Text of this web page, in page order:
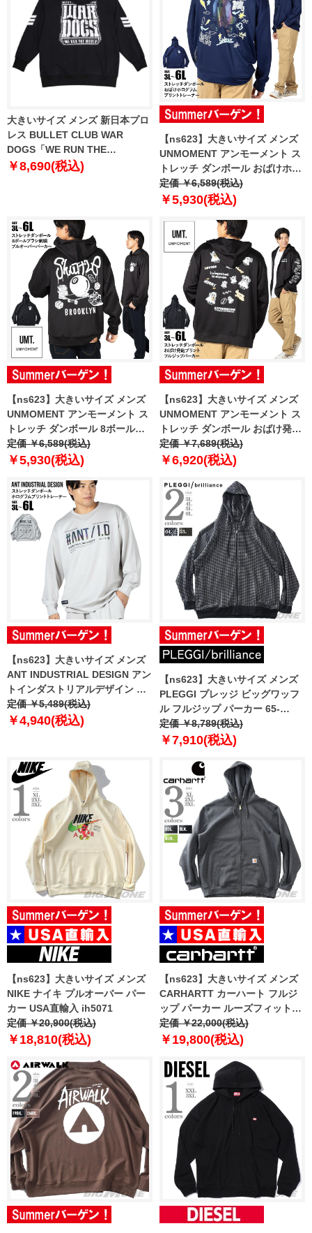
大きいサイズ メンズ 新日本プロ
レス BULLET CLUB WAR
DOGS「WE RUN THE
WORLD」 プル パーカー ブラッ
￥8,690(税込)
【ns623】大きいサイズ メンズ
UNMOMENT アンモーメント ス
トレッチ ダンボール おばけホロ
グラムプリント トレーナー
12537006 【t2503】
定価 ￥6,589(税込)
￥5,930(税込)
【ns623】大きいサイズ メンズ
UNMOMENT アンモーメント ス
トレッチ ダンボール 8ボールブ
ラシ刺繍 プルオーバー パーカー
12537007 【t2503】
定価 ￥6,589(税込)
￥5,930(税込)
【ns623】大きいサイズ メンズ
UNMOMENT アンモーメント ス
トレッチ ダンボール おばけ発砲
プリント フルジップ パーカー
12537008 【t2503】
定価 ￥7,689(税込)
￥6,920(税込)
【ns623】大きいサイズ メンズ
ANT INDUSTRIAL DESIGN アン
トインダストリアルデザイン ス
トレッチ ダンボール ホログラム
プリント トレーナー 12537005
定価 ￥5,489(税込)
￥4,940(税込)
【ns623】大きいサイズ メンズ
PLEGGI プレッジ ビッグワッフ
ル フルジップ パーカー 65-
78428-2
定価 ￥8,789(税込)
￥7,910(税込)
【ns623】大きいサイズ メンズ
NIKE ナイキ プルオーバー パー
カー USA直輸入 ih5071
定価 ￥20,900(税込)
￥18,810(税込)
【ns623】大きいサイズ メンズ
CARHARTT カーハート フルジ
ップ パーカー ルーズフィット
MIDWEIGHT FULL-ZIP USA直
輸入 k122
定価 ￥22,000(税込)
￥19,800(税込)